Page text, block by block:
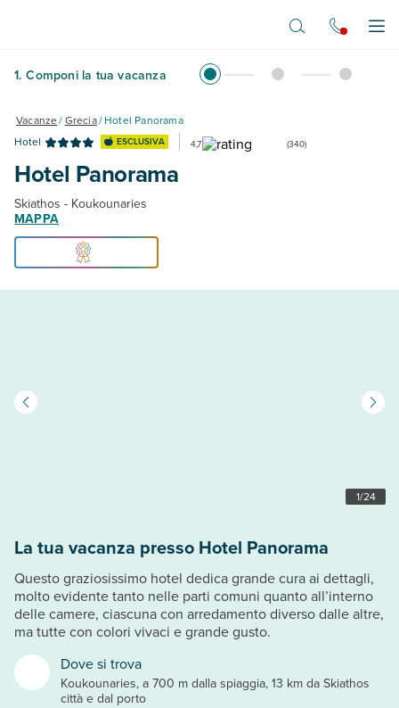
1. Componi la tua vacanza
Vacanze/Grecia/Hotel Panorama
Hotel
ESCLUSIVA 4,7 (340)
Hotel Panorama
Skiathos - Koukounaries
MAPPA
1/24
Dove si trova
Koukounaries, a 700 m dalla spiaggia, 13 km da Skiathos
città e dal porto
La tua vacanza presso Hotel Panorama
Questo graziosissimo hotel dedica grande cura ai dettagli,
molto evidente tanto nelle parti comuni quanto all’interno
delle camere, ciascuna con arredamento diverso dalle altre,
ma tutte con colori vivaci e grande gusto.